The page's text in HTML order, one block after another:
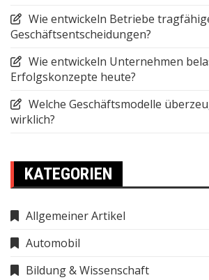
Wie entwickeln Betriebe
Geschäftsentscheidungen?
Wie entwickeln Unternehmen
Erfolgskonzepte heute?
Welche Geschäftsmodelle
wirklich?
KATEGORIEN
Allgemeiner Artikel
Automobil
Bildung & Wissenschaft